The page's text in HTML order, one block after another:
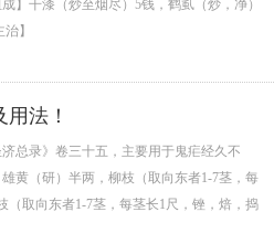
】干漆（炒至烟尽）5钱，鹤虱（炒，净）
】
法！
总录》卷三十五，主要用于鬼疟经久不
黄（研）半两，柳枝（取向东者1-7茎，每
（取向东者1-7茎，每茎长1尺，锉，焙，捣